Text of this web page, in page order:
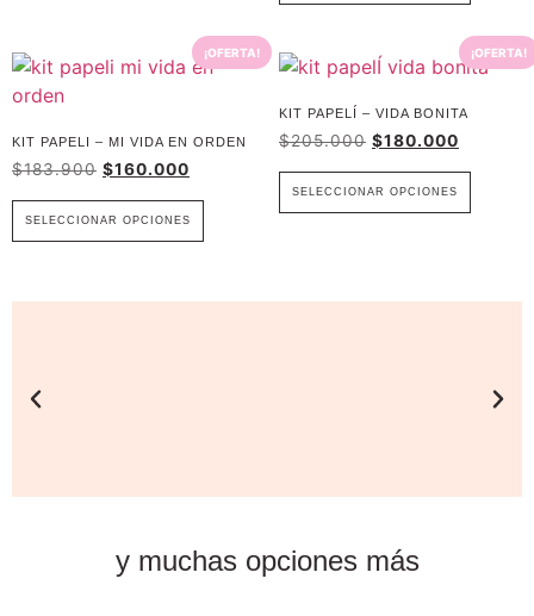
¡OFERTA!
KIT PAPELI – MI VIDA EN ORDEN
$183.900 $160.000
SELECCIONAR OPCIONES
¡OFERTA!
KIT PAPELÍ – VIDA BONITA
$205.000 $180.000
SELECCIONAR OPCIONES
Arma tus kits con tus diseños
favoritos
y muchas opciones más